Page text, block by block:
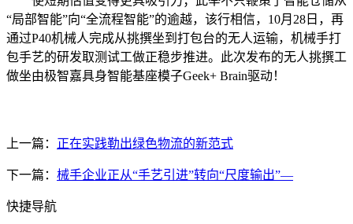
“局部智能”向“全流程智能”的逾越，该行相信，10月28日，再
通过P40机械人完成从挑撰坐到打包台的无人运输，机械手打
包手艺的研发取测试工做正稳步推进。此次发布的无人挑撰工
做坐由极智嘉具身智能基座模子Geek+ Brain驱动！
上一篇： 正在实践勒出绿色物流的新范式
下一篇： 械手企业正从“手艺引进”转向“尺度输出”—
快捷导航